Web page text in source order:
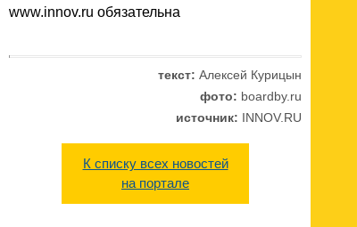
www.innov.ru обязательна
текст: Алексей Курицын
фото: boardby.ru
источник: INNOV.RU
К списку всех новостей
на портале